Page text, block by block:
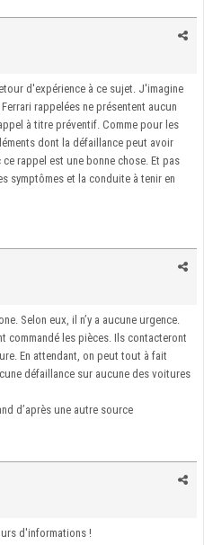
d'expérience à ce sujet. J'imagine
rappelées ne présentent aucun
à titre préventif. Comme pour les
dont la défaillance peut avoir
rappel est une bonne chose. Et pas
symptômes et la conduite à tenir en
Selon eux, il n’y a aucune urgence.
commandé les pièces. Ils contacteront
En attendant, on peut tout à fait
défaillance sur aucune des voitures
d’après une autre source
d'informations !